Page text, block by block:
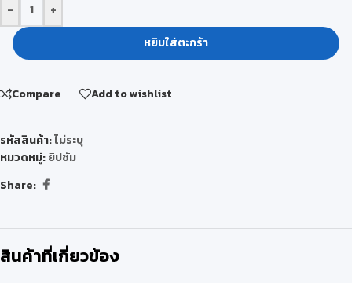
-
+
หยิบใส่ตะกร้า
Compare Add to wishlist
รหัสสินค้า:ไม่ระบุ
หมวดหมู่:ยิปซัม
Share:
สินค้าที่เกี่ยวข้อง